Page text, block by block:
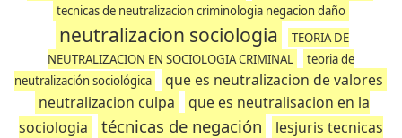
tecnicas de neutralizacion criminologia negacion daño
neutralizacion sociologia
TEORIA DE
NEUTRALIZACION EN SOCIOLOGIA CRIMINAL
teoria de
neutralización sociológica
que es neutralizacion de valores
neutralizacion culpa
que es neutralisacion en la
sociologia
técnicas de negación
lesjuris tecnicas